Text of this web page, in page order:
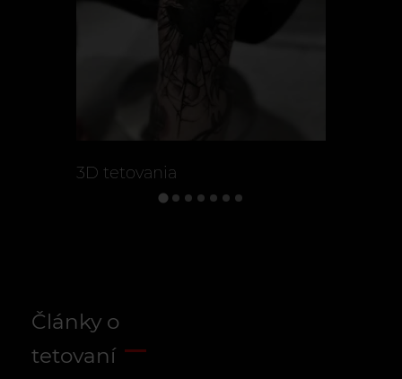
3D tetovania
Články o
tetovaní